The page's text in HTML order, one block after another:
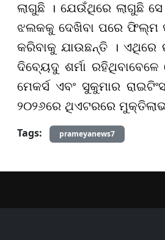
ଲାଗୁଛି । ଯେଉଁଥିରେ ଲାଗୁଛି
ଝଲକକୁ ଦେଖିବା ପରେ ଫିଲ୍ମ
କରିବାକୁ ଯାଉଛନ୍ତି । ଏଥିରେ
ଦିବ୍ୟେଦୁ ଶର୍ମା
ମେକର୍ସ ଏବଂ ସୁକୁମାର
୨୦୨୬ରେ ଥିଏଟରରେ
Tags:
prameyanews7